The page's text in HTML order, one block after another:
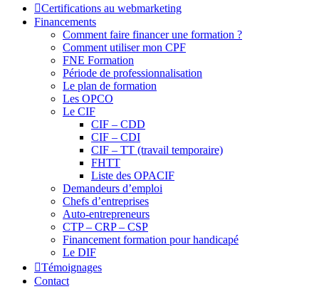
Certifications au webmarketing
Financements
Comment faire financer une formation ?
Comment utiliser mon CPF
FNE Formation
Période de professionnalisation
Le plan de formation
Les OPCO
Le CIF
CIF – CDD
CIF – CDI
CIF – TT (travail temporaire)
FHTT
Liste des OPACIF
Demandeurs d’emploi
Chefs d’entreprises
Auto-entrepreneurs
CTP – CRP – CSP
Financement formation pour handicapé
Le DIF
Témoignages
Contact